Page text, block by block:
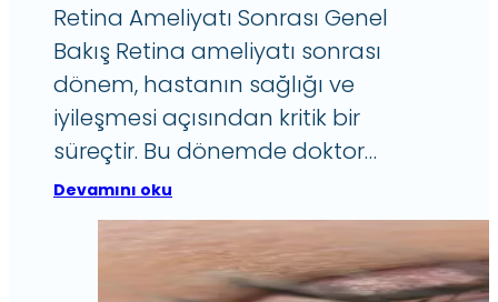
Retina Ameliyatı Sonrası Genel
Bakış Retina ameliyatı sonrası
dönem, hastanın sağlığı ve
iyileşmesi açısından kritik bir
süreçtir. Bu dönemde doktor…
Devamını oku